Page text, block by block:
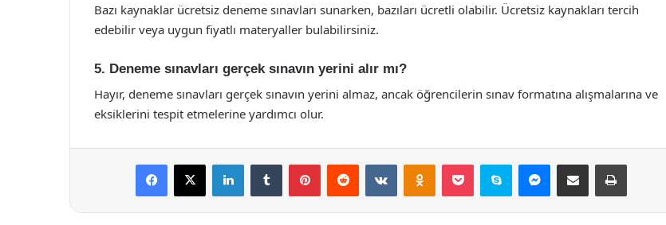
Bazı kaynaklar ücretsiz deneme sınavları sunarken, bazıları ücretli olabilir. Ücretsiz kaynakları tercih
edebilir veya uygun fiyatlı materyaller bulabilirsiniz.
5. Deneme sınavları gerçek sınavın yerini alır mı?
Hayır, deneme sınavları gerçek sınavın yerini almaz, ancak öğrencilerin sınav formatına alışmalarına ve
eksiklerini tespit etmelerine yardımcı olur.
Facebook
X LinkedInTumblr PinterestReddit VKontakteOdnoklassniki
Pocket Skype Messenger
E-Posta ile paylaş Yazdır